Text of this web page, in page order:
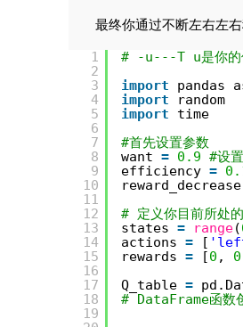
最终你通过不断左右左
1
2
3
4
5
6
7
8
9
10
11
12
13
14
15
16
17
18
19
# -u---T u是你的
import
pandas
import
random
import
time
#首先设置参数
want = 0.9 #设
efficiency =
reward_decrease
# 定义你目前所处
states = range(
actions = [
rewards = [0 , 0
Q_table =
# DataFrame函数